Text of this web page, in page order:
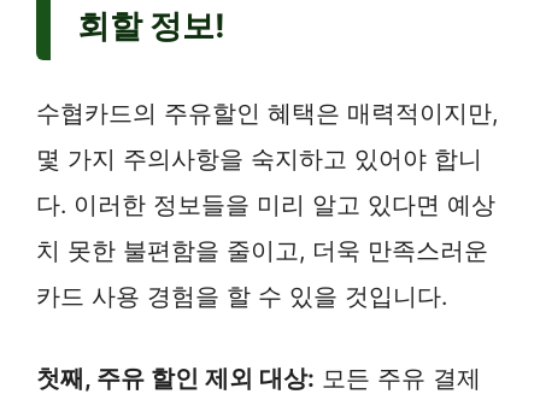
회할 정보!
수협카드의 주유할인 혜택은 매력적이지만,
몇 가지 주의사항을 숙지하고 있어야 합니
다. 이러한 정보들을 미리 알고 있다면 예상
치 못한 불편함을 줄이고, 더욱 만족스러운
카드 사용 경험을 할 수 있을 것입니다.
첫째, 주유 할인 제외 대상: 모든 주유 결제